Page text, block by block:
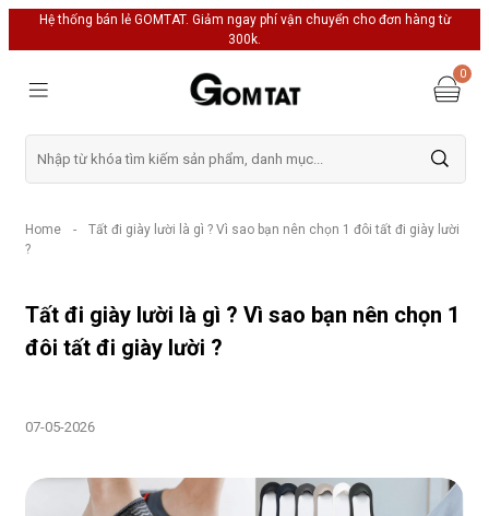
Hệ thống bán lẻ GOMTAT. Giảm ngay phí vận chuyển cho đơn hàng từ
300k.
0
Home -
Tất đi giày lười là gì ? Vì sao bạn nên chọn 1 đôi tất đi giày lười
?
Tất đi giày lười là gì ? Vì sao bạn nên chọn 1
đôi tất đi giày lười ?
07-05-2026